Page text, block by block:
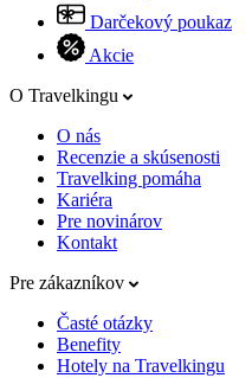
Darčekový poukaz
Akcie
O Travelkingu
O nás
Recenzie a skúsenosti
Travelking pomáha
Kariéra
Pre novinárov
Kontakt
Pre zákazníkov
Časté otázky
Benefity
Hotely na Travelkingu